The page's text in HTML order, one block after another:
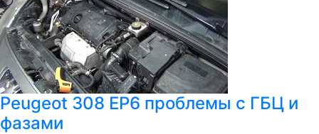
Peugeot 308 EP6 проблемы с ГБЦ и
фазами